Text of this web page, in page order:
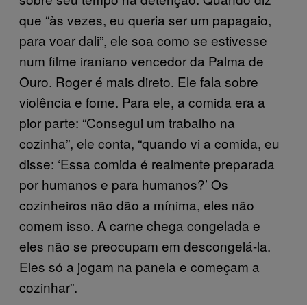
que “às vezes, eu queria ser um papagaio,
para voar dali”, ele soa como se estivesse
num filme iraniano vencedor da Palma de
Ouro. Roger é mais direto. Ele fala sobre
violência e fome. Para ele, a comida era a
pior parte: “Consegui um trabalho na
cozinha”, ele conta, “quando vi a comida, eu
disse: ‘Essa comida é realmente preparada
por humanos e para humanos?’ Os
cozinheiros não dão a mínima, eles não
comem isso. A carne chega congelada e
eles não se preocupam em descongelá-la.
Eles só a jogam na panela e começam a
cozinhar”.